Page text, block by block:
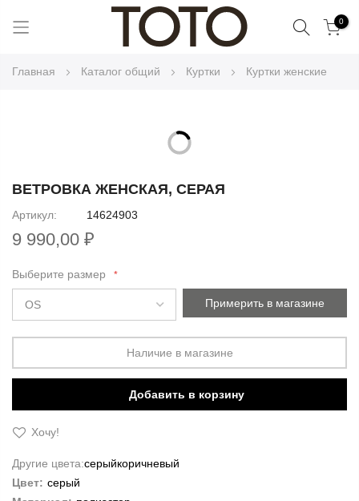
Поиск0
Главная Каталог общий Куртки Куртки женские
end
of
the
gallery
to
beginning
of
images
gallery
ВЕТРОВКА ЖЕНСКАЯ, СЕРАЯ
Артикул 14624903
9 990,00 ₽
Выберите размер
Примерить в магазине
Наличие в магазине
Добавить в корзину
Хочу!
Другие цвета:серыйкоричневый
Цвет: серый